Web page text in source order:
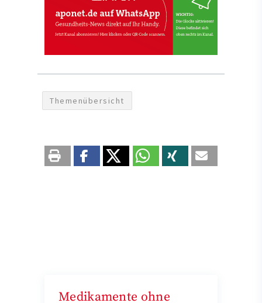
Themenübersicht
Medikamente ohne